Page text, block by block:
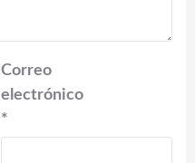
Correo
electrónico
*